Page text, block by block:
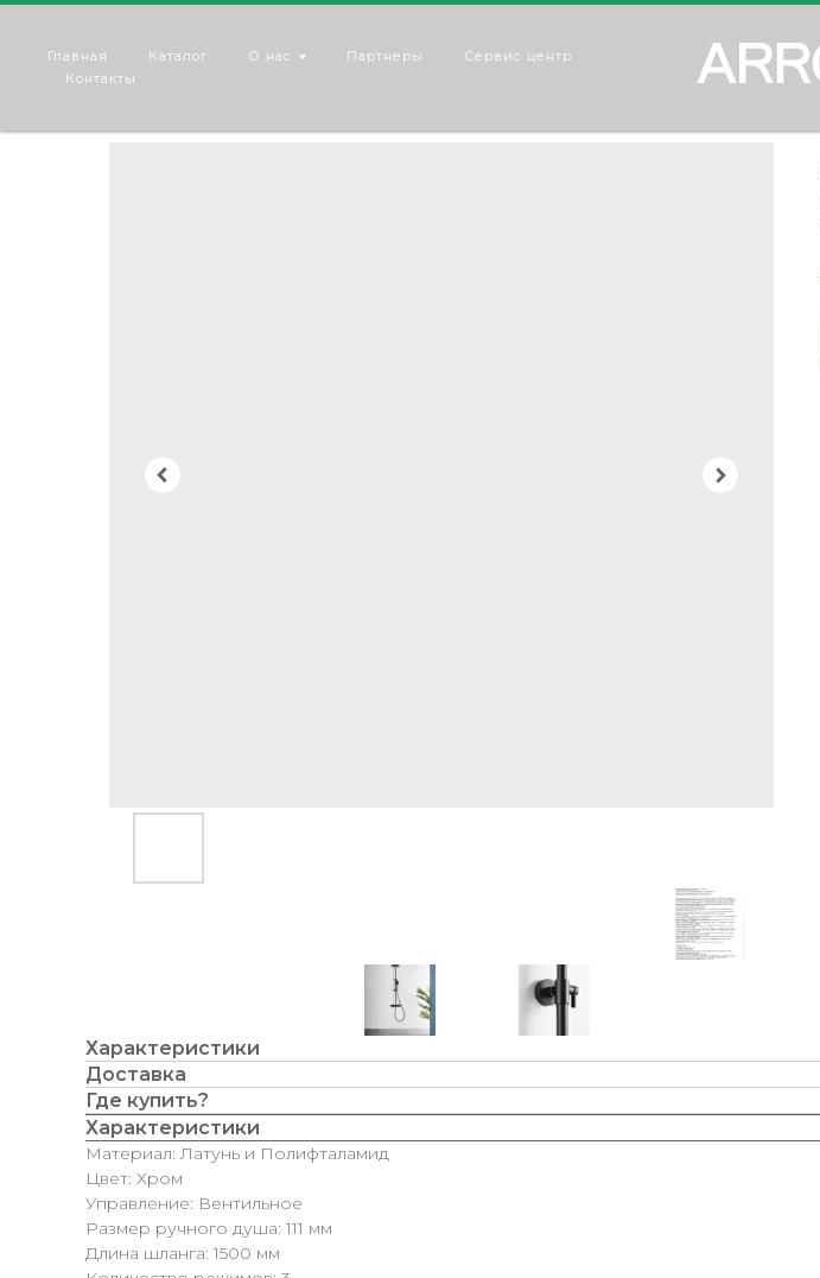
Главная Каталог О нас Партнеры
Сервис центр
Контакты
Характеристики
Доставка
Где купить?
Характеристики
Материал: Латунь и Полифталамид
Цвет: Хром
Управление: Вентильное
Размер ручного душа: 111 мм
Длина шланга: 1500 мм